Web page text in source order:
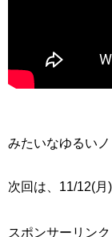
みたいなゆるい
次回は、11/12(月
スポンサーリンク